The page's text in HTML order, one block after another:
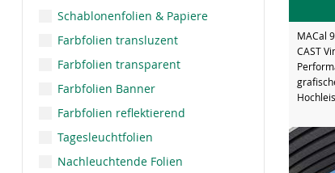
MACal
CAST
Schablonenfolien & Papiere
Farbfolien transluzent
Farbfolien transparent
Farbfolien Banner
Farbfolien reflektierend
Tagesleuchtfolien
Nachleuchtende Folien